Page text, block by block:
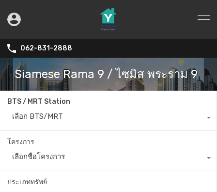
062-831-2888
Siamese Rama 9 / ไซมิส พระราม 9
BTS / MRT Station
เลือก BTS/MRT
โครงการ
เลือกชื่อโครงการ
ประเภททรัพย์